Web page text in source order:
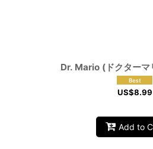
Dr. Mario (ドクター
US$8.99
Add to